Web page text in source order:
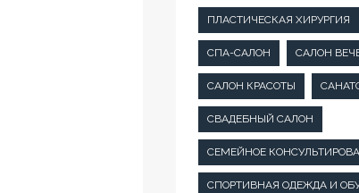
ПЛАСТИЧЕСКАЯ ХИРУРГИЯ
СПА-САЛОН САЛОН
САЛОН КРАСОТЫ
СВАДЕБНЫЙ САЛОН
СЕМЕЙНОЕ
СПОРТИВНАЯ ОДЕЖДА И